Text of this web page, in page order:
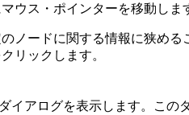
ウス・ポインターを移動しま
ノードに関する情報に狭め
リックします。
ダイアログを表示します。この